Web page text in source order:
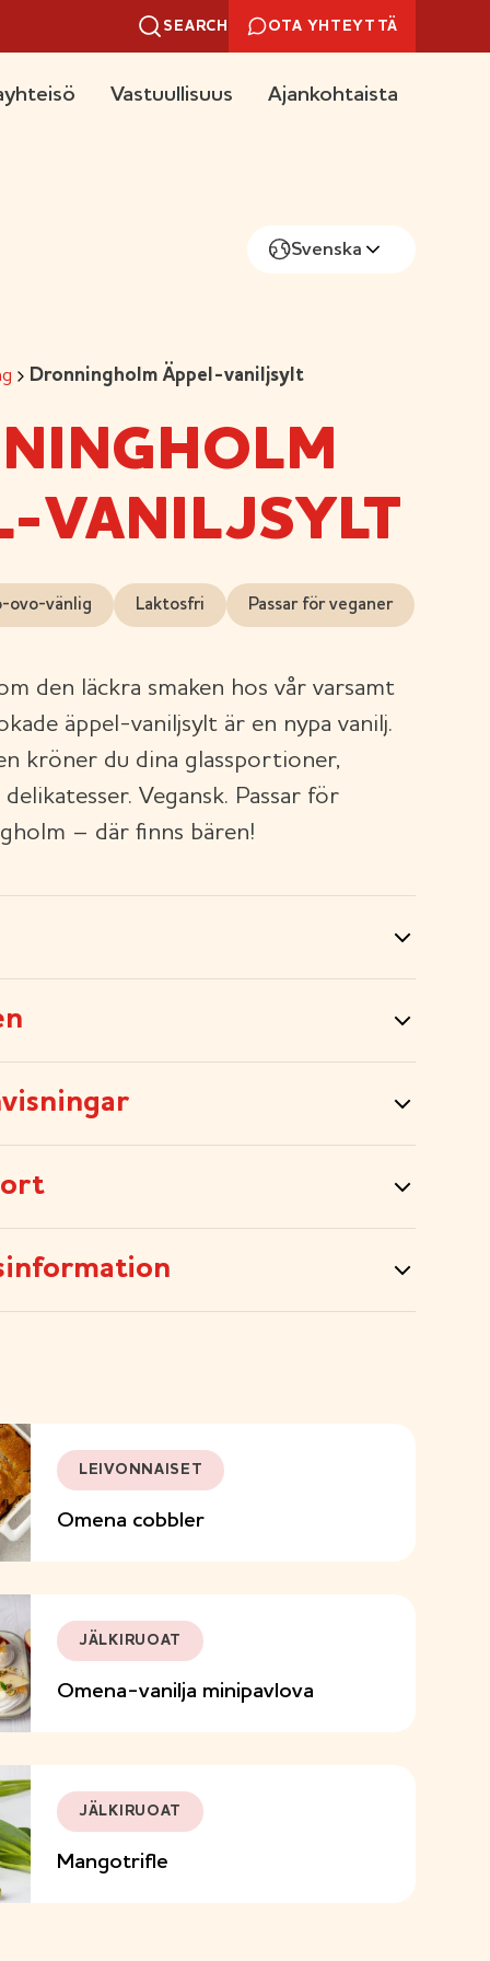
SEARCH OTA YHTEYTTÄ
Vastuullisuus Ajankohtaista
Svenska
Dronningholm Äppel-vaniljsylt
VANILJSYLT
ovo-vänlig Laktosfri Passar för veganer
den läckra smaken hos vår varsamt
äppel-vaniljsylt är en nypa vanilj.
kröner du dina glassportioner,
Vegansk. Passar för
– där finns bären!
LEIVONNAISET
Omena cobbler
JÄLKIRUOAT
Omena-vanilja minipavlova
JÄLKIRUOAT
Mangotrifle